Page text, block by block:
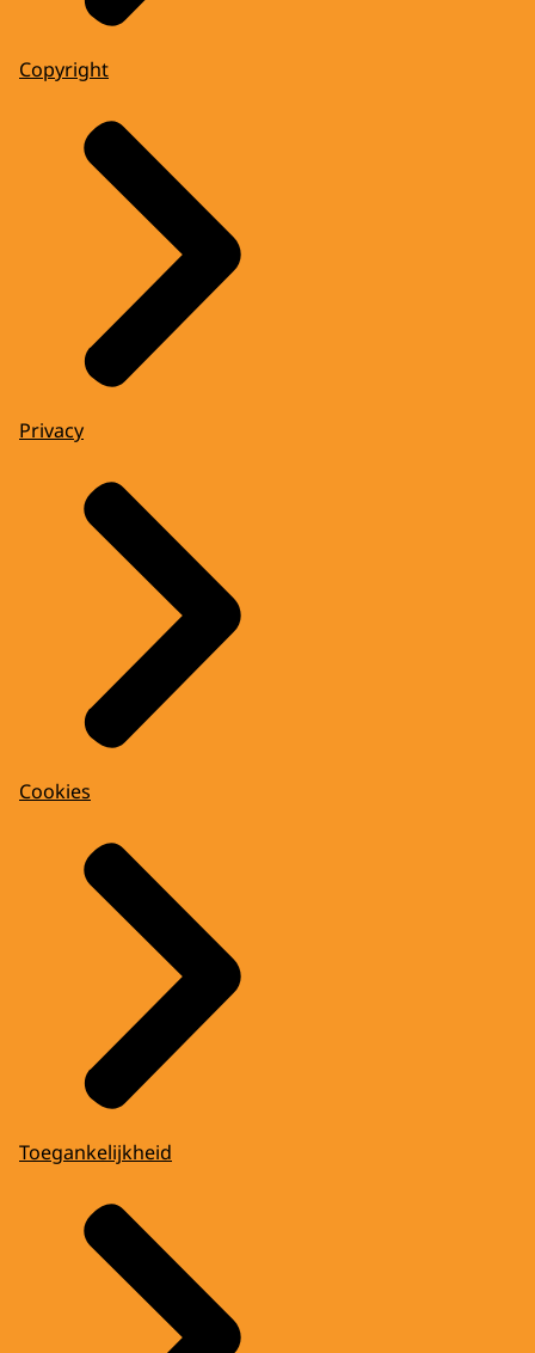
Copyright
Privacy
Cookies
Toegankelijkheid